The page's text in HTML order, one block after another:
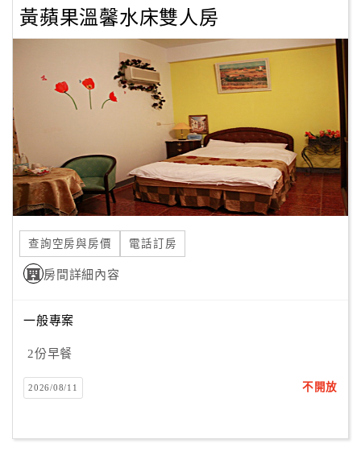
旅
卡
收
據
合
作
提
案
店
作
黃蘋果溫馨水床雙人房
查詢空房與房價 電話訂房
房間詳細內容
一般專案
2份早餐
2026/08/11 不開放